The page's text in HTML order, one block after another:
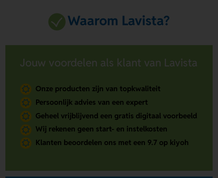
Waarom Lavista?
Jouw voordelen als klant van Lavista
Onze producten zijn van topkwaliteit
Persoonlijk advies van een expert
Geheel vrijblijvend een gratis digitaal voorbeeld
Wij rekenen geen start- en instelkosten
Klanten beoordelen ons met een 9.7 op kiyoh